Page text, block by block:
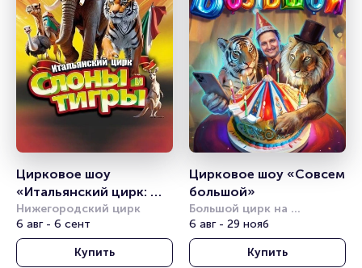
Цирковое шоу
«Итальянский цирк:
слоны и тигры»
Нижегородский цирк
6 авг - 6 сент
Купить
Цирковое шоу «Совсем
большой»
Большой цирк на
проспекте Вернадского
6 авг - 29 нояб
Купить